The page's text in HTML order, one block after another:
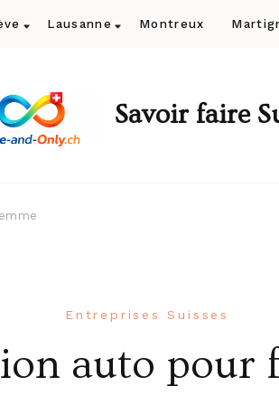
Lausanne Montreux
Savoir faire
Entreprises Suisses
auto pour